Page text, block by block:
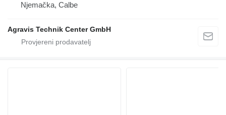
Njemačka, Calbe
Agravis Technik Center GmbH